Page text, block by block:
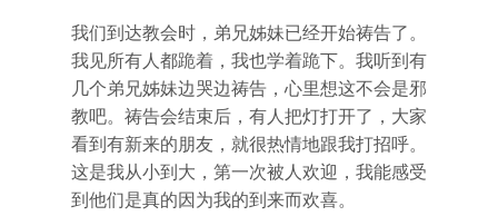
我们到达教会时，弟兄姊妹已经开始祷告了。
我见所有人都跪着，我也学着跪下。我听到有
几个弟兄姊妹边哭边祷告，心里想这不会是邪
教吧。祷告会结束后，有人把灯打开了，大家
看到有新来的朋友，就很热情地跟我打招呼。
这是我从小到大，第一次被人欢迎，我能感受
到他们是真的因为我的到来而欢喜。